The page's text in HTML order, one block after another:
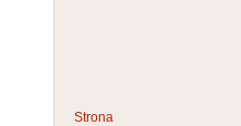
Strona